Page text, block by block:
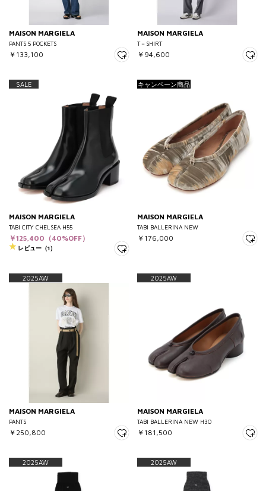
MAISON MARGIELA
PANTS 5 POCKETS
￥133,100
MAISON MARGIELA
T－SHIRT
￥94,600
SALE
MAISON MARGIELA
TABI CITY CHELSEA H55
￥125,400（40%OFF）
レビュー（1）
キャンペーン商品
MAISON MARGIELA
TABI BALLERINA NEW
￥176,000
2025AW
MAISON MARGIELA
PANTS
￥250,800
2025AW
MAISON MARGIELA
TABI BALLERINA NEW H30
￥181,500
2025AW 2025AW